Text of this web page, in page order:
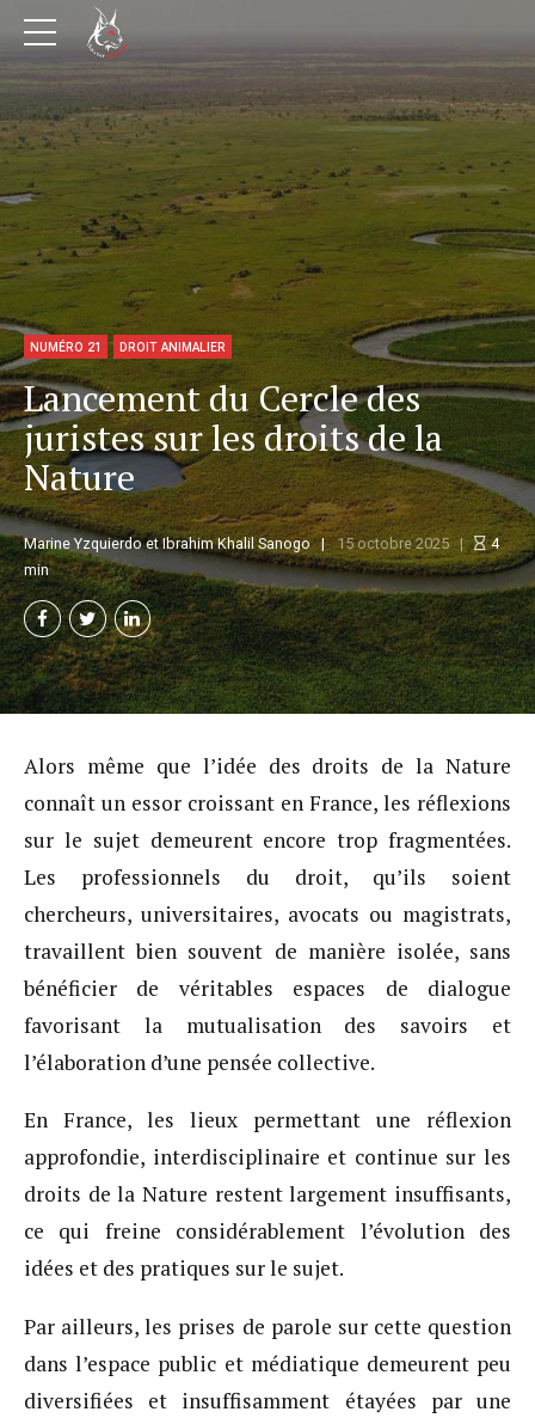
NUMÉRO 21 DROIT ANIMALIER
Lancement du Cercle des
juristes sur les droits de la
Nature
Marine Yzquierdo et Ibrahim Khalil Sanogo 15 octobre 2025
4
min
Alors même que l’idée des droits de la Nature
connaît un essor croissant en France, les réflexions
sur le sujet demeurent encore trop fragmentées.
Les professionnels du droit, qu’ils soient
chercheurs, universitaires, avocats ou magistrats,
travaillent bien souvent de manière isolée, sans
bénéficier de véritables espaces de dialogue
favorisant la mutualisation des savoirs et
l’élaboration d’une pensée collective.
En France, les lieux permettant une réflexion
approfondie, interdisciplinaire et continue sur les
droits de la Nature restent largement insuffisants,
ce qui freine considérablement l’évolution des
idées et des pratiques sur le sujet.
Par ailleurs, les prises de parole sur cette question
dans l’espace public et médiatique demeurent peu
diversifiées et insuffisamment étayées par une